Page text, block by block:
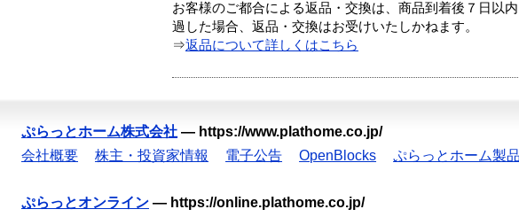
お客様のご都合による返品・交換は、商品到着後７日以
過した場合、返品・交換はお受けいたしかねます。
⇒返品について詳しくはこちら
ぷらっとホーム株式会社 — https://www.plathome.co.jp/
会社概要
株主・投資家情報 電子公告 OpenBlocks ぷらっとホーム製品
ぷらっとオンライン — https://online.plathome.co.jp/